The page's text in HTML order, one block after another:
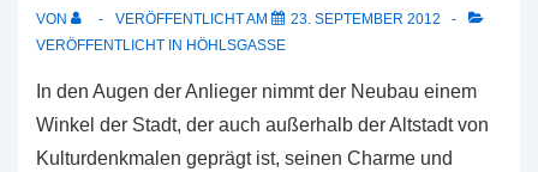
im
leisten?
VON VERÖFFENTLICHT AM
23. SEPTEMBER 2012
VERÖFFENTLICHT IN HÖHLSGASSE
In den Augen der Anlieger nimmt der Neubau einem
Winkel der Stadt, der auch außerhalb der Altstadt von
Kulturdenkmalen geprägt ist, seinen Charme und